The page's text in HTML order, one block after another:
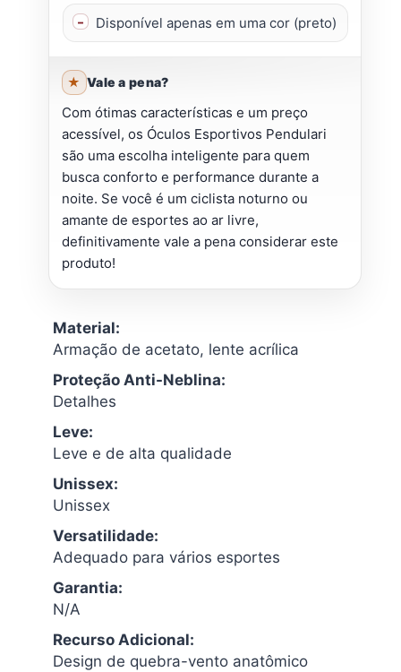
Disponível apenas em uma cor (preto)
Vale a pena?
Com ótimas características e um preço
acessível, os Óculos Esportivos Pendulari
são uma escolha inteligente para quem
busca conforto e performance durante a
noite. Se você é um ciclista noturno ou
amante de esportes ao ar livre,
definitivamente vale a pena considerar este
produto!
Material:
Armação de acetato, lente acrílica
Proteção Anti-Neblina:
Detalhes
Leve:
Leve e de alta qualidade
Unissex:
Unissex
Versatilidade:
Adequado para vários esportes
Garantia:
N/A
Recurso Adicional:
Design de quebra-vento anatômico